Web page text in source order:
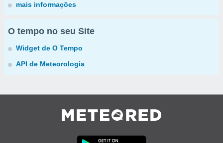
mais informações
O tempo no seu Site
Widget de O Tempo
API de Meteorologia